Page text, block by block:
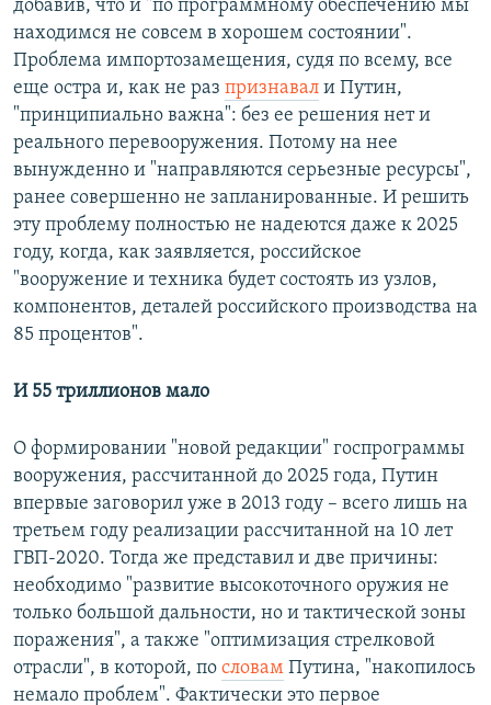
добавив, что и "по программному обеспечению мы
находимся не совсем в хорошем состоянии".
Проблема импортозамещения, судя по всему, все
еще остра и, как не раз признавал и Путин,
"принципиально важна": без ее решения нет и
реального перевооружения. Потому на нее
вынужденно и "направляются серьезные ресурсы",
ранее совершенно не запланированные. И решить
эту проблему полностью не надеются даже к 2025
году, когда, как заявляется, российское
"вооружение и техника будет состоять из узлов,
компонентов, деталей российского производства на
85 процентов".
И 55 триллионов мало
О формировании "новой редакции" госпрограммы
вооружения, рассчитанной до 2025 года, Путин
впервые заговорил уже в 2013 году – всего лишь на
третьем году реализации рассчитанной на 10 лет
ГВП-2020. Тогда же представил и две причины:
необходимо "развитие высокоточного оружия не
только большой дальности, но и тактической зоны
поражения", а также "оптимизация стрелковой
отрасли", в которой, по словам Путина, "накопилось
немало проблем". Фактически это первое